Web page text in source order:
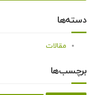
دسته‌ها
مقالات
برچسب‌ها